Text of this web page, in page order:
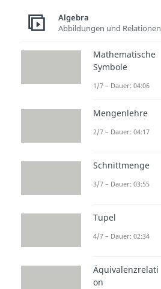
Algebra
Abbildungen und Relationen
Mathematische
Symbole
1/7 – Dauer: 04:06
Mengenlehre
2/7 – Dauer: 04:17
Schnittmenge
3/7 – Dauer: 03:55
Tupel
4/7 – Dauer: 02:34
Äquivalenzrelati
on